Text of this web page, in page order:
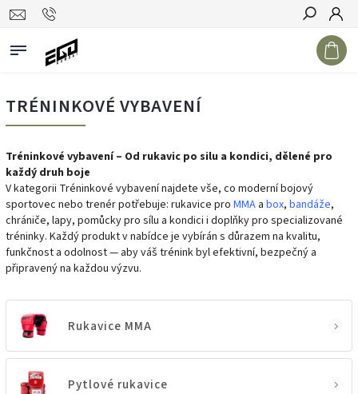
Hledat
TRÉNINKOVÉ VYBAVENÍ
Tréninkové vybavení – Od rukavic po silu a kondici, dělené pro
každý druh boje
V kategorii Tréninkové vybavení najdete vše, co moderní bojový
sportovec nebo trenér potřebuje: rukavice pro MMA a box, bandáže,
chrániče, lapy, pomůcky pro sílu a kondici i doplňky pro specializované
tréninky. Každý produkt v nabídce je vybírán s důrazem na kvalitu,
funkčnost a odolnost — aby váš trénink byl efektivní, bezpečný a
připravený na každou výzvu.
Rukavice MMA
Pytlové rukavice